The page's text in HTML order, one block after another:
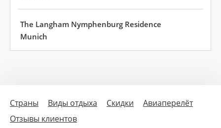
The Langham Nymphenburg Residence
Munich
Страны Виды отдыха Скидки
Авиаперелёт
Отзывы клиентов